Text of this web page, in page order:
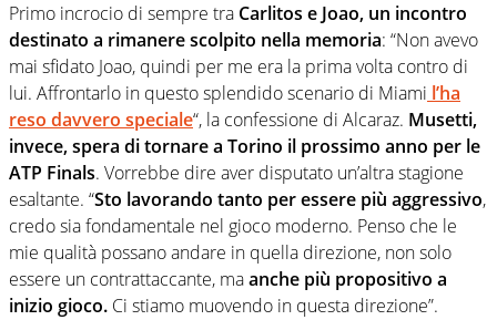
Primo incrocio di sempre tra Carlitos e Joao, un incontro
destinato a rimanere scolpito nella memoria: “Non avevo
mai sfidato Joao, quindi per me era la prima volta contro di
lui. Affrontarlo in questo splendido scenario di Miami l’ha
reso davvero speciale“, la confessione di Alcaraz. Musetti,
invece, spera di tornare a Torino il prossimo anno per le
ATP Finals. Vorrebbe dire aver disputato un’altra stagione
esaltante. “Sto lavorando tanto per essere più aggressivo,
credo sia fondamentale nel gioco moderno. Penso che le
mie qualità possano andare in quella direzione, non solo
essere un contrattaccante, maanche più propositivo a
inizio gioco. Ci stiamo muovendo in questa direzione”.